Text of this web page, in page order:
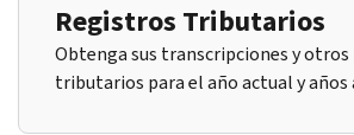
Registros Tributarios
Obtenga sus transcripciones y
tributarios para el año actual y años